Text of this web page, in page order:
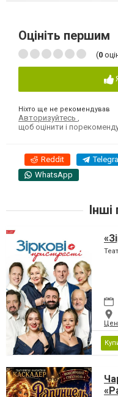
Оцініть першим
(0
Ніхто ще не рекомендував
Авторизуйтесь
щоб оцінити і
Reddit
WhatsApp
Інші